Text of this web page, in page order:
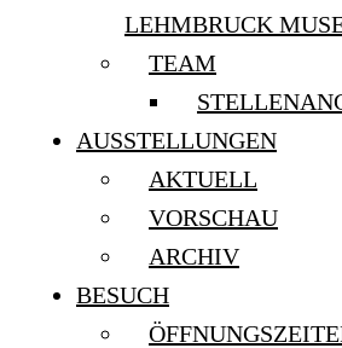
LEHMBRUCK
TEAM
AUSSTELLUNGEN
AKTUELL
VORSCHAU
ARCHIV
BESUCH